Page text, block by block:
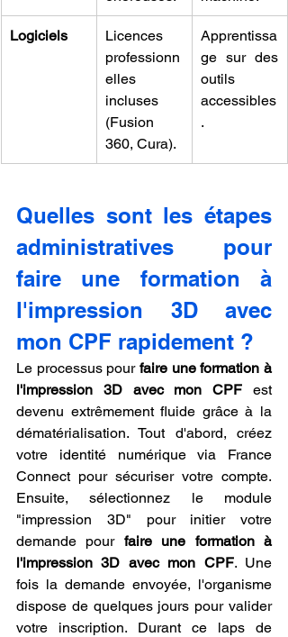
Logiciels
Licences
professionn
elles
incluses
(Fusion
360, Cura).
Apprentissa
ge sur des
outils
accessibles
.
Quelles sont les étapes
administratives pour
faire une formation à
l'impression 3D avec
mon CPF rapidement ?
Le processus pour faire une formation à
l'impression 3D avec mon CPF est
devenu extrêmement fluide grâce à la
dématérialisation. Tout d'abord, créez
votre identité numérique via France
Connect pour sécuriser votre compte.
Ensuite, sélectionnez le module
"impression 3D" pour initier votre
demande pour faire une formation à
l'impression 3D avec mon CPF. Une
fois la demande envoyée, l'organisme
dispose de quelques jours pour valider
votre inscription. Durant ce laps de